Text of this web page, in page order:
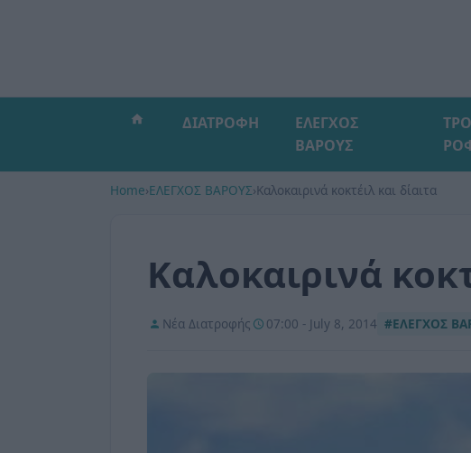
ΔΙΑΤΡΟΦΗ
ΕΛΕΓΧΟΣ
ΒΑΡΟΥΣ
Home›ΕΛΕΓΧΟΣ ΒΑΡΟΥΣ›Kαλοκαιρινά κοκτέιλ και δίαιτα
Kαλοκαιρινά
Νέα Διατροφής 07:00 - July 8, 2014 #ΕΛΕΓΧΟΣ